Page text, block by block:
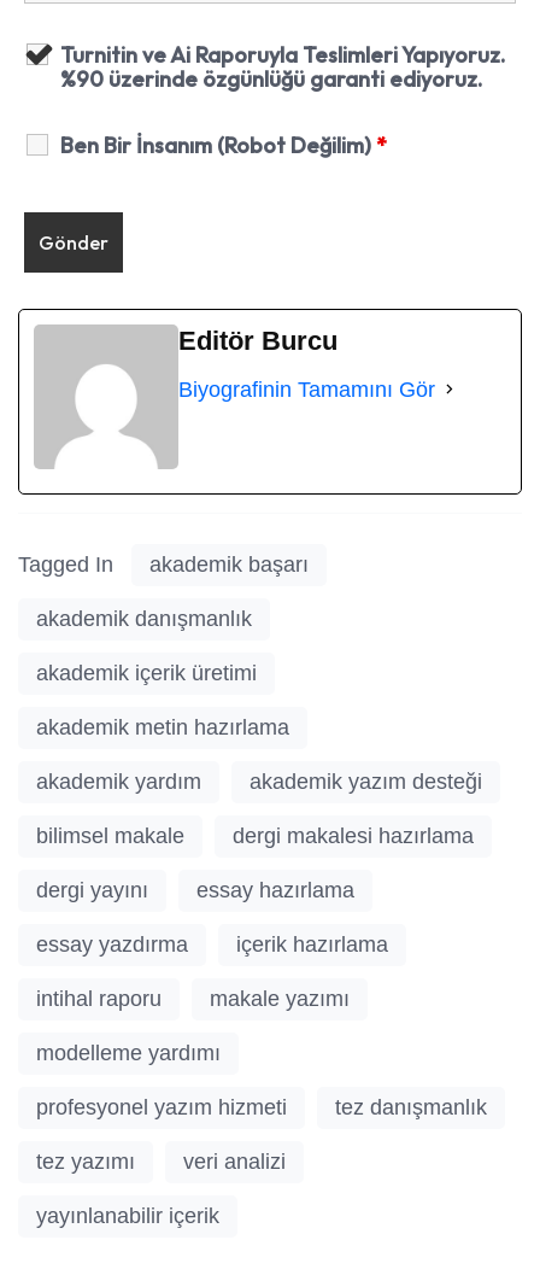
Turnitin ve Ai Raporuyla Teslimleri Yapıyoruz.
%90 üzerinde özgünlüğü garanti ediyoruz.
Ben Bir İnsanım (Robot Değilim)*
Editör Burcu
Biyografinin Tamamını Gör
Tagged In akademik başarı
akademik danışmanlık
akademik içerik üretimi
akademik metin hazırlama
akademik yardım akademik yazım desteği
bilimsel makale dergi makalesi hazırlama
dergi yayını essay hazırlama
essay yazdırma içerik hazırlama
intihal raporu makale yazımı
modelleme yardımı
profesyonel yazım hizmeti tez danışmanlık
tez yazımı veri analizi
yayınlanabilir içerik